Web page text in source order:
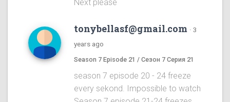
Next please
tonybellasf@gmail.com · 3
years ago
Season 7 Episode 21 / Сезон 7 Серия 21
season 7 episode 20 - 24 freeze
every sekond. Impossible to watch